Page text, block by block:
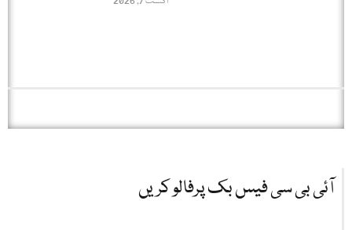
آئی بی سی فیس بک پرفالو کریں